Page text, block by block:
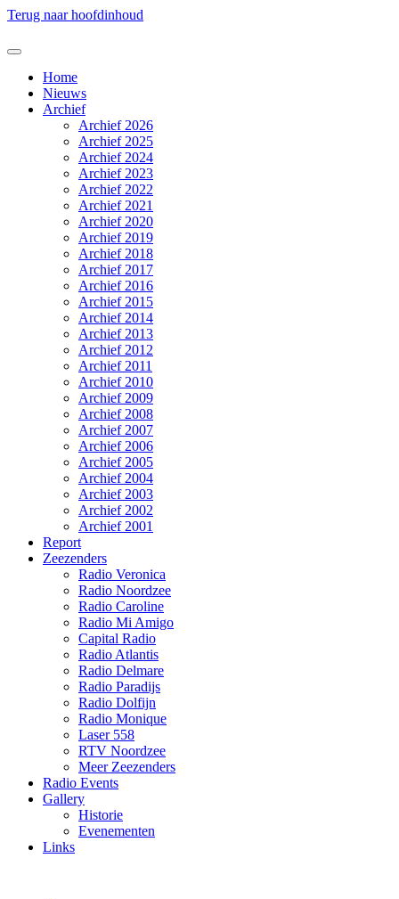
Terug naar hoofdinhoud
Home
Nieuws
Archief
Archief 2026
Archief 2025
Archief 2024
Archief 2023
Archief 2022
Archief 2021
Archief 2020
Archief 2019
Archief 2018
Archief 2017
Archief 2016
Archief 2015
Archief 2014
Archief 2013
Archief 2012
Archief 2011
Archief 2010
Archief 2009
Archief 2008
Archief 2007
Archief 2006
Archief 2005
Archief 2004
Archief 2003
Archief 2002
Archief 2001
Report
Zeezenders
Radio Veronica
Radio Noordzee
Radio Caroline
Radio Mi Amigo
Capital Radio
Radio Atlantis
Radio Delmare
Radio Paradijs
Radio Dolfijn
Radio Monique
Laser 558
RTV Noordzee
Meer Zeezenders
Radio Events
Gallery
Historie
Evenementen
Links